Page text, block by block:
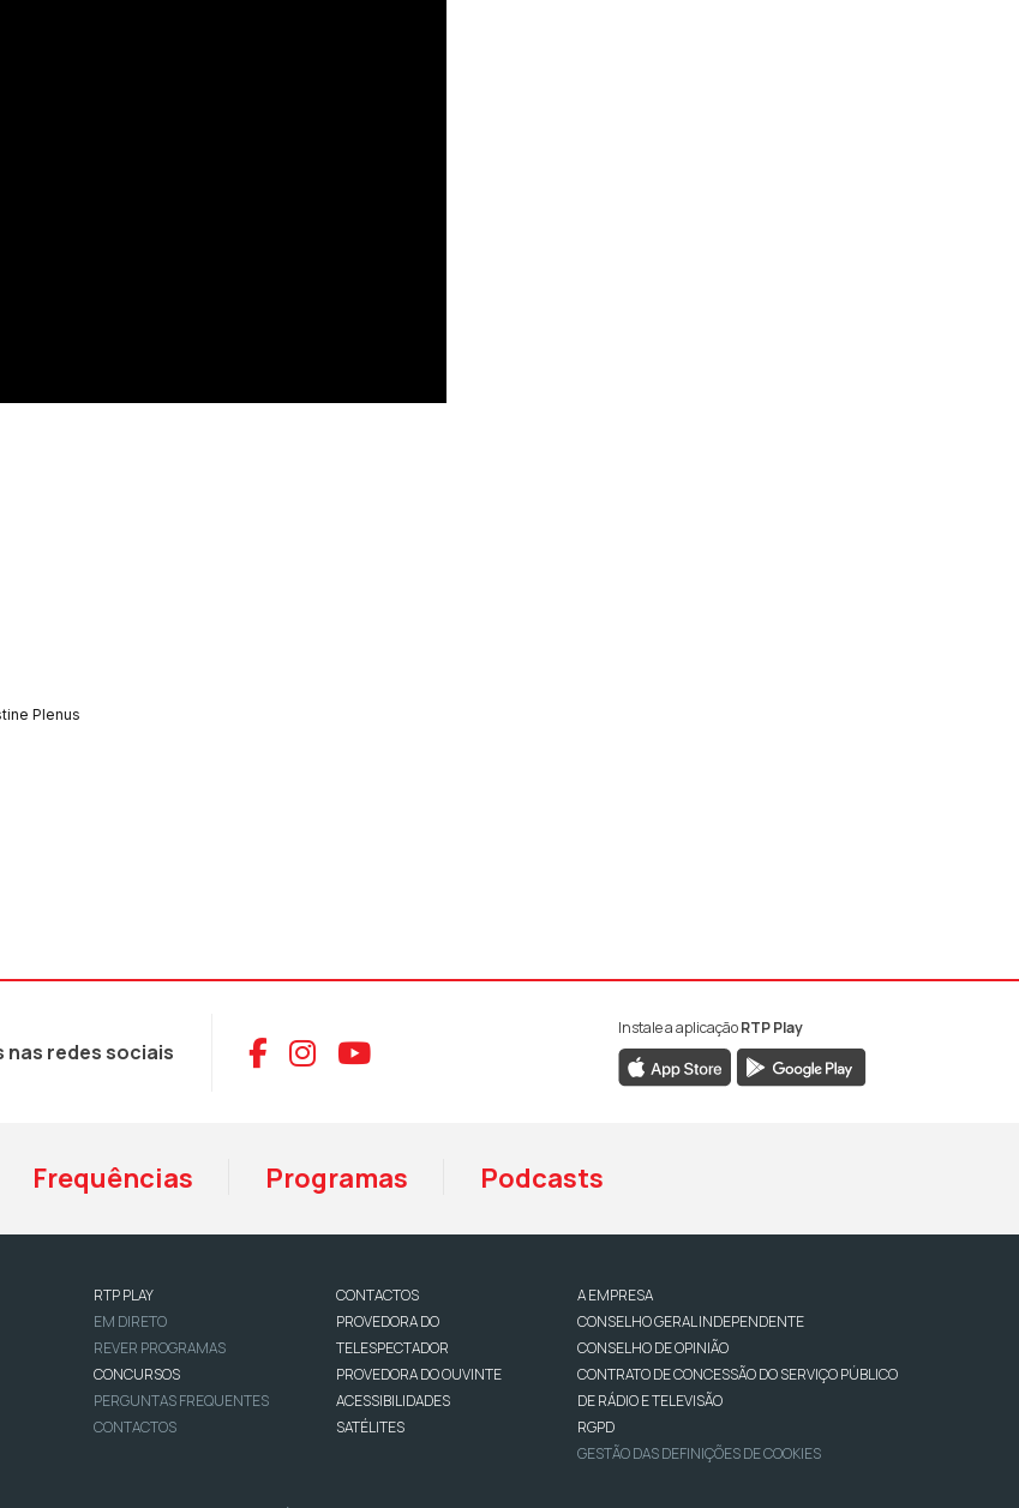
Plenus
nas redes sociais Aceder ao Facebook da RTP Antena 1
Aceder ao Instagram da RTP Antena 1
Aceder ao YouTube da RTP Antena 1
Instale a aplicaçãoRTP Play
Frequências Programas Podcasts
RTP PLAY
EM DIRETO
REVER PROGRAMAS
CONCURSOS
PERGUNTAS FREQUENTES
CONTACTOS
CONTACTOS
PROVEDORA DO
TELESPECTADOR
PROVEDORA DO OUVINTE
ACESSIBILIDADES
SATÉLITES
A EMPRESA
CONSELHO GERAL INDEPENDENTE
CONSELHO DE OPINIÃO
CONTRATO DE CONCESSÃO DO SERVIÇO PÚBLICO
DE RÁDIO E TELEVISÃO
RGPD
GESTÃO DAS DEFINIÇÕES DE COOKIES